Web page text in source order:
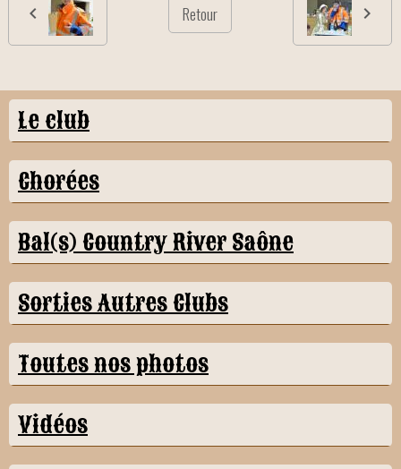
Retour
Le club
Chorées
Bal(s) Country River Saône
Sorties Autres Clubs
Toutes nos photos
Vidéos